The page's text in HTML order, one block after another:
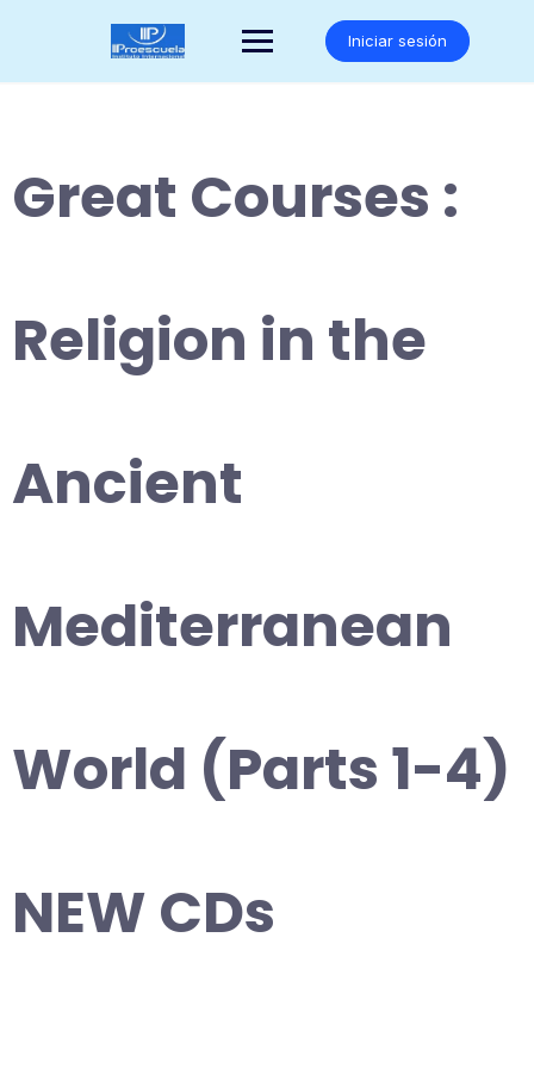
Iniciar sesión
Great Courses :
Religion in the
Ancient
Mediterranean
World (Parts 1-4)
NEW CDs